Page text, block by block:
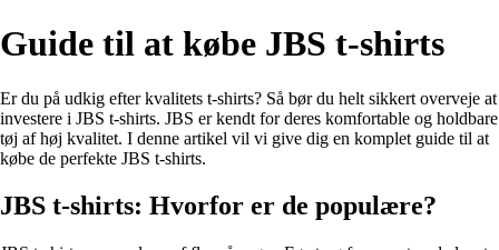
Guide til at købe JBS t-shirts
Er du på udkig efter kvalitets t-shirts? Så bør du helt sikkert overveje at
investere i JBS t-shirts. JBS er kendt for deres komfortable og holdbare
tøj af høj kvalitet. I denne artikel vil vi give dig en komplet guide til at
købe de perfekte JBS t-shirts.
JBS t-shirts: Hvorfor er de populære?